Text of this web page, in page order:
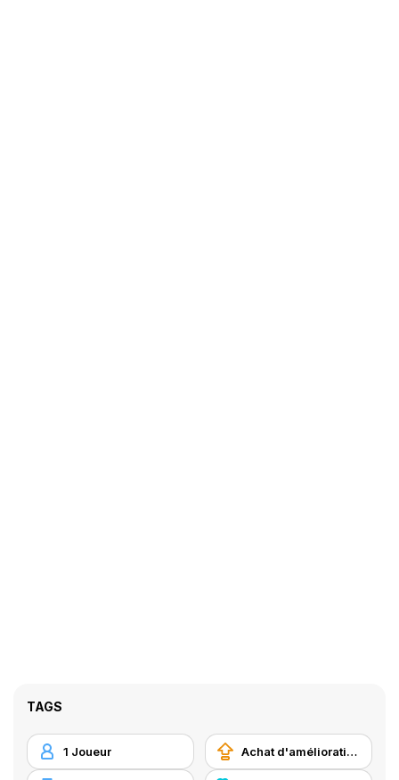
TAGS
1 Joueur Achat d'améliorations